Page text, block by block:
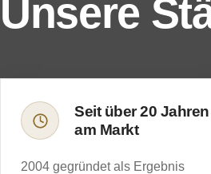
Unsere
Seit über 20 Jahren
am Markt
2004 gegründet als Ergebnis